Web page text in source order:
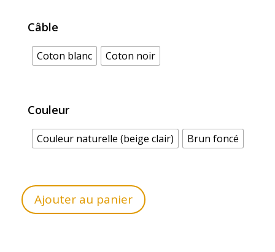
Câble
Coton blanc Coton noir
Couleur
Couleur naturelle (beige clair) Brun foncé
Ajouter au panier